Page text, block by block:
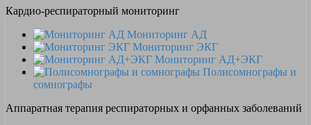
Кардио-респираторный мониторинг
Мониторинг АД
Мониторинг ЭКГ
Мониторинг АД+ЭКГ
Полисомнографы и
сомнографы
Аппаратная терапия респираторных и орфанных заболеваний